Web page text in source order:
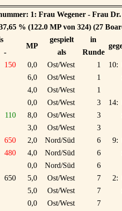
1: Frau Wegener - Frau
% (122.0 MP von 324) (27
MP
gespielt in
- als
Runde
150 0,0 Ost/West 1 10:
6,0 Ost/West 1
4,0 Ost/West
1
0,0 Ost/West 3 14:
110 8,0 Ost/West 3
3,0 Ost/West
3
650 2,0 Nord/Süd 6 9:
480 4,0 Nord/Süd 6
0,0 Nord/Süd
6
650 5,0 Ost/West 7 2:
5,0 Ost/West 7
0,0 Ost/West
7